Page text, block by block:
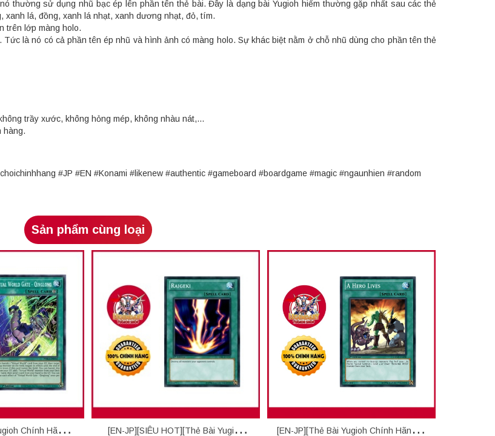
thường sử dụng nhũ bạc ép lên phần tên thẻ bài. Đây là dạng bài Yugioh hiếm thường gặp nhất sau các thẻ
xanh lá, đồng, xanh lá nhạt, xanh dương nhạt, đỏ, tím.
trên lớp màng holo.
là nó có cả phần tên ép nhũ và hình ảnh có màng holo. Sự khác biệt nằm ở chỗ nhũ dùng cho phần tên thẻ
trầy xước, không hỏng mép, không nhàu nát,...
hàng.
#JP #EN #Konami #likenew #authentic #gameboard #boardgame #magic #ngaunhien #random
Sản phẩm cùng loại
Chính Hãng] [EN-JP][SIÊU HOT][Thẻ Bài Yugioh [EN-JP][Thẻ Bài Yugioh Chính Hãng] A